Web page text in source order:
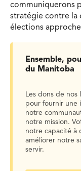
communiquerons
stratégie contre la
élections
Ensemble,
du Manitoba
Les dons de nos
pour fournir une
notre
notre mission.
notre capacité à
améliorer notre
servir.